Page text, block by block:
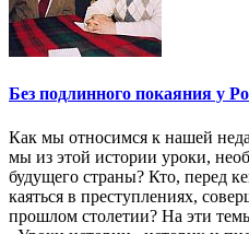
Без подлинного покаяния у
Как мы относимся к нашей
мы из этой истории уроки,
будущего страны? Кто, перед
каяться в преступлениях,
прошлом столетии? На эти